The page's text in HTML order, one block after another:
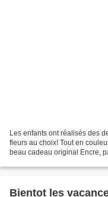
Les enfants ont réalisés des
fleurs au choix! Tout en
beau cadeau original Encre,
Bientot les